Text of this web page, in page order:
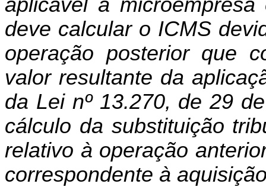
deve calcular o ICMS
operação posterior que
valor resultante da
da Lei nº 13.270, de 29
cálculo da substituição
relativo à operação
correspondente à